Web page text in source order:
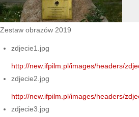
Zestaw obrazów 2019
zdjecie1.jpg
http://new.ifpilm.pl/images/headers/
zdjecie2.jpg
http://new.ifpilm.pl/images/headers/
zdjecie3.jpg